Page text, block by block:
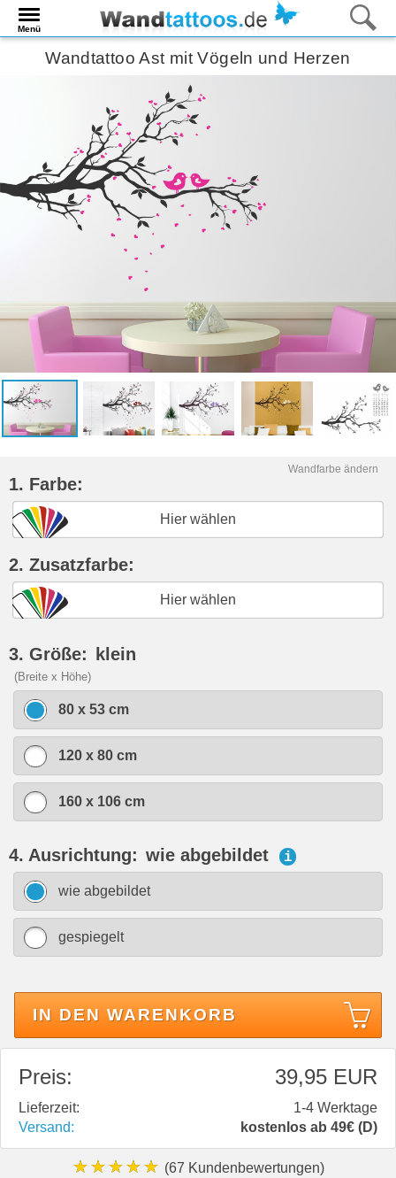
Menü
Wandtattoo Ast mit Vögeln und Herzen
Wandfarbe ändern
1. Farbe:
Hier wählen
2. Zusatzfarbe:
Hier wählen
3. Größe: klein
(Breite x Höhe)
80 x 53 cm
120 x 80 cm
160 x 106 cm
4. Ausrichtung: wie abgebildet i
wie abgebildet
gespiegelt
IN DEN WARENKORB
Preis: 39,95 EUR
Lieferzeit:
1-4 Werktage
Versand:
kostenlos ab 49€ (D)
★★★★★ (67 Kundenbewertungen)